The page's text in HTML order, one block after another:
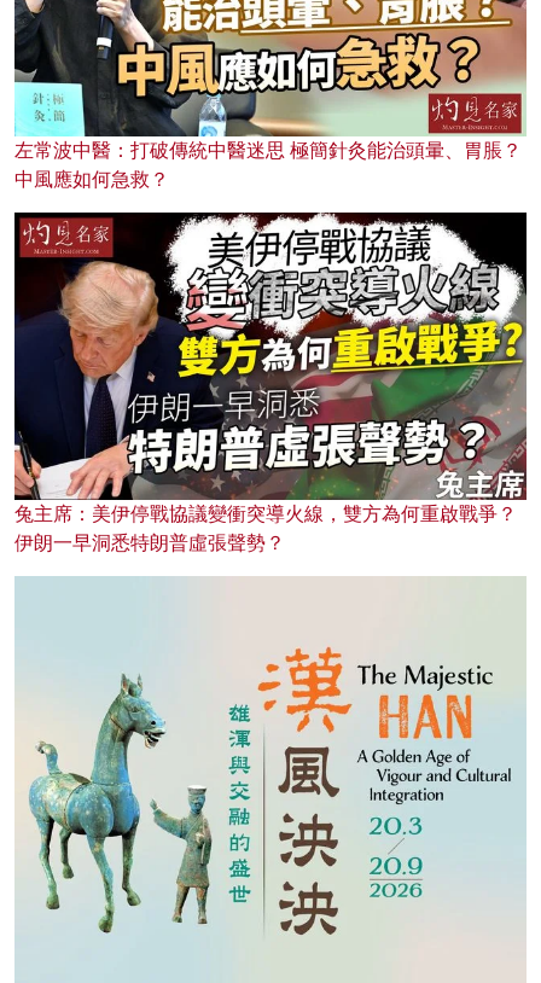
左常波中醫：打破傳統中醫迷思 極簡針灸能治頭暈、胃脹？
中風應如何急救？
兔主席：美伊停戰協議變衝突導火線，雙方為何重啟戰爭？
伊朗一早洞悉特朗普虛張聲勢？